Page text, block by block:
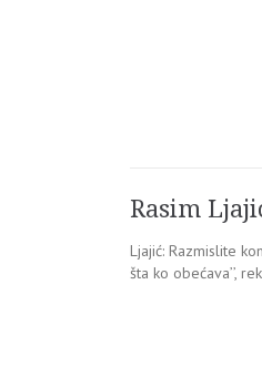
Rasim
Ljajić: Razmislite
šta ko obećava’’,